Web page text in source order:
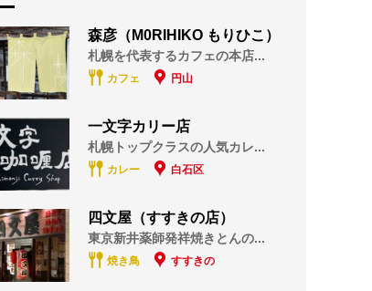
森彦（M0RIHIKO もりひこ）
札幌を代表するカフェの本店...
カフェ 円山
一文字カリー店
札幌トップクラスの人気カレ...
カレー 白石区
四文屋（すすきの店）
東京新井薬師発祥焼きとんの...
焼き鳥 すすきの